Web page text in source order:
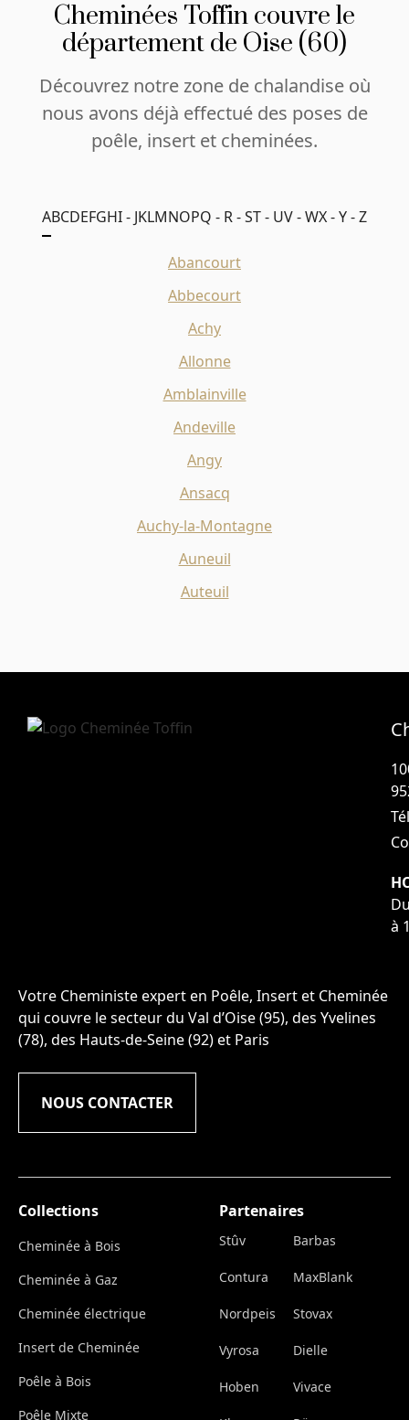
Cheminées Toffin couvre le
département de Oise (60)
Découvrez notre zone de chalandise où
nous avons déjà effectué des poses de
poêle, insert et cheminées.
ABCDEFGHI - JKLMNOPQ - R - ST - UV - WX - Y - Z
Abancourt
Abbecourt
Achy
Allonne
Amblainville
Andeville
Angy
Ansacq
Auchy-la-Montagne
Auneuil
Auteuil
à
Votre Cheministe expert en Poêle, Insert et Cheminée
qui couvre le secteur du Val d’Oise (95), des Yvelines
(78), des Hauts-de-Seine (92) et Paris
NOUS CONTACTER
Collections
Cheminée à Bois
Cheminée à Gaz
Cheminée électrique
Insert de Cheminée
Poêle à Bois
Poêle Mixte
Partenaires
Stûv Barbas
Contura MaxBlank
Nordpeis Stovax
Vyrosa Dielle
Hoben Vivace